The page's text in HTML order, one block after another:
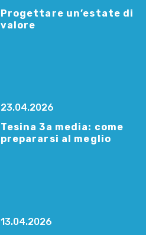
Progettare un’estate di
valore
23.04.2026
Tesina 3a media: come
prepararsi al meglio
13.04.2026